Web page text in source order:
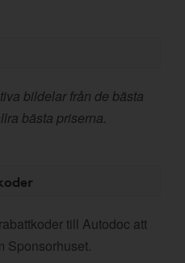
bildelar från de bästa
bästa priserna.
till Autodoc att
Sponsorhuset.